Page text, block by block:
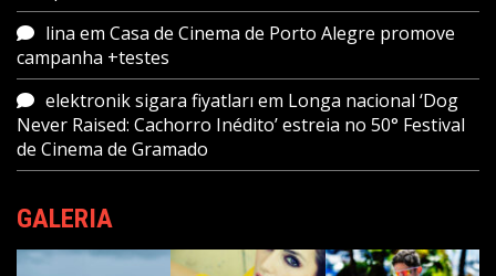
lina em Casa de Cinema de Porto Alegre promove
campanha +testes
elektronik sigara fiyatları em Longa nacional ‘Dog
Never Raised: Cachorro Inédito’ estreia no 50° Festival
de Cinema de Gramado
GALERIA